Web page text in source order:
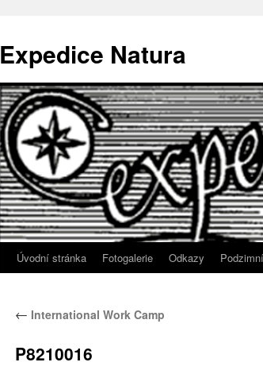
obsahu
webu
Expedice Natura
Úvodní stránka Fotogalerie Odkazy
← International Work Camp
P8210016